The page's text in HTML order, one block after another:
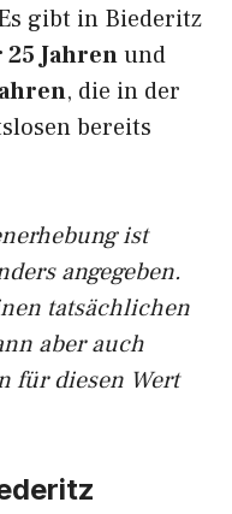
gibt in Biederitz
Jahrenund
, die in der
bereits
ist
angegeben.
tatsächlichen
aber auch
für diesen Wert